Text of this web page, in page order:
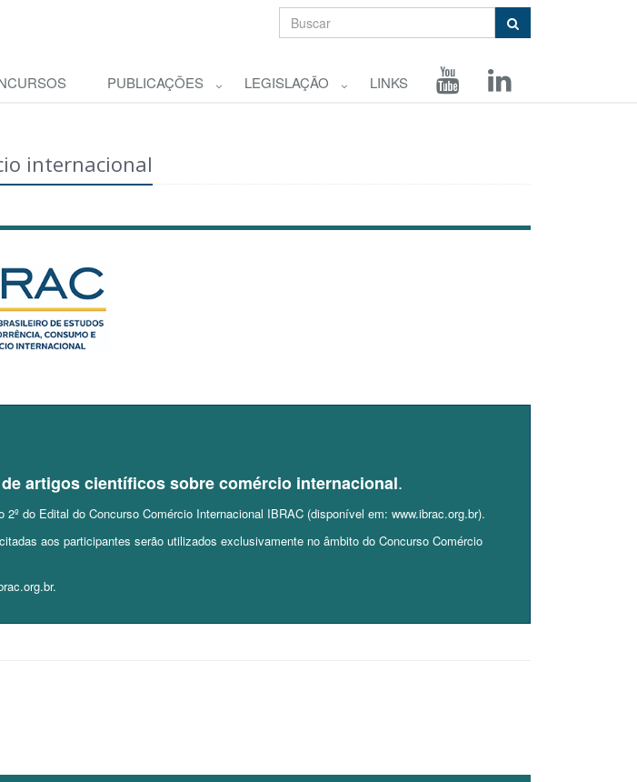
PUBLICAÇÕES LEGISLAÇÃO LINKS
internacional
artigos científicos sobre comércio internacional.
do Edital do Concurso Comércio Internacional IBRAC (disponível em: www.ibrac.org.br).
aos participantes serão utilizados exclusivamente no âmbito do Concurso Comércio